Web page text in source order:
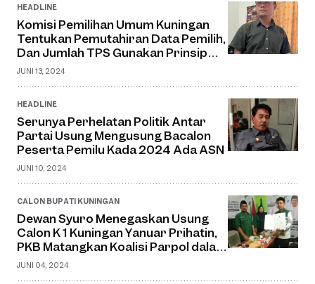
HEADLINE
Komisi Pemilihan Umum Kuningan
Tentukan Pemutahiran Data Pemilih,
Dan Jumlah TPS Gunakan Prinsip
Efektif Efesien Geografis
JUNI 13, 2024
HEADLINE
Serunya Perhelatan Politik Antar
Partai Usung Mengusung Bacalon
Peserta Pemilu Kada 2024 Ada ASN
JUNI 10, 2024
CALON BUPATI KUNINGAN
Dewan Syuro Menegaskan Usung
Calon K 1 Kuningan Yanuar Prihatin,
PKB Matangkan Koalisi Parpol dalam
Pilkada Kuningan
JUNI 04, 2024